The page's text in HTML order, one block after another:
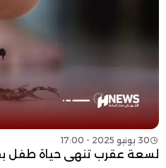
30 يونيو 2025 - 17:00
لسعة عقرب تنهي حياة طفل